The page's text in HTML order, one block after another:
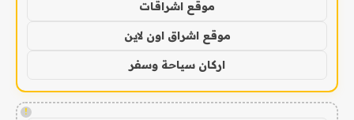
موقع اشراقات
موقع اشراق اون لاين
اركان سياحة وسفر
!